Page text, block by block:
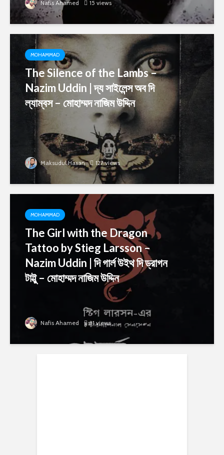
Nafis Ahamed 15 views
MOHAMMAD
The Silence of the Lambs –
Nazim Uddin | দ্য সাইলেন্স অব দি
ল্যাম্বস – মোহাম্মদ নাজিম উদ্দিন
Maksudul Hasan 127 views
MOHAMMAD
The Girl with the Dragon
Tattoo by Stieg Larsson –
Nazim Uddin | দি গার্ল উইথ দি ড্রাগন
টাট্টু – মোহাম্মদ নাজিম উদ্দিন
Nafis Ahamed 31 views